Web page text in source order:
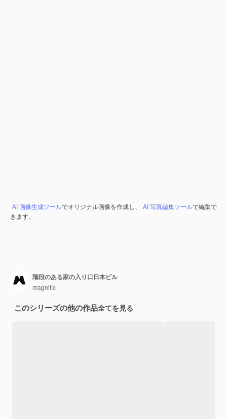
AI 画像生成ツールでオリジナル画像を作成し、 AI 写真編集ツールで編集で
きます。
階段のある家の入り口日本ビル
magnific
このシリーズの他の作品全てを見る